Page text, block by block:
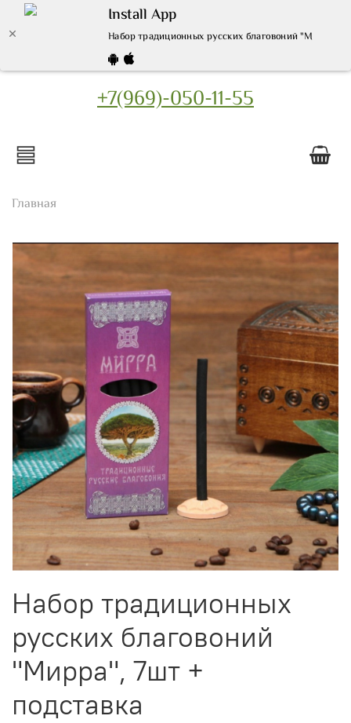
Install App
Набор традиционных русских благовоний "Мирра",
+7(969)-050-11-55
Главная
Набор традиционных
русских благовоний
"Мирра", 7шт +
подставка